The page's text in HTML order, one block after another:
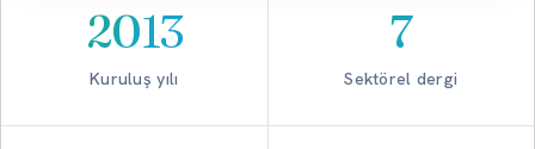
2013
Kuruluş yılı
7
Sektörel dergi